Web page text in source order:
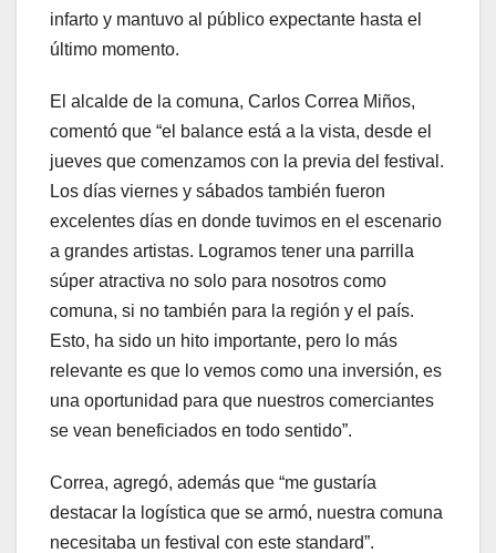
infarto y mantuvo al público expectante hasta el
último momento.
El alcalde de la comuna, Carlos Correa Miños,
comentó que “el balance está a la vista, desde el
jueves que comenzamos con la previa del festival.
Los días viernes y sábados también fueron
excelentes días en donde tuvimos en el escenario
a grandes artistas. Logramos tener una parrilla
súper atractiva no solo para nosotros como
comuna, si no también para la región y el país.
Esto, ha sido un hito importante, pero lo más
relevante es que lo vemos como una inversión, es
una oportunidad para que nuestros comerciantes
se vean beneficiados en todo sentido”.
Correa, agregó, además que “me gustaría
destacar la logística que se armó, nuestra comuna
necesitaba un festival con este standard”.